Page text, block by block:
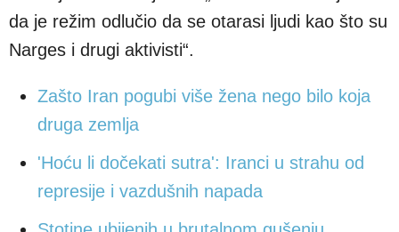
da je režim odlučio da se otarasi ljudi kao što su
Narges i drugi aktivisti“.
Zašto Iran pogubi više žena nego bilo koja
druga zemlja
'Hoću li dočekati sutra': Iranci u strahu od
represije i vazdušnih napada